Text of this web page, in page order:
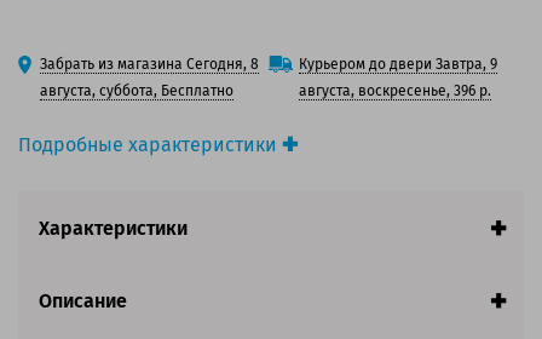
Подробные характеристики
Вид товара:Картридж лазерный
Цвет:Черный
125 баллов
150 баллов
Забрать из магазина Сегодня, 8
августа, суббота, Бесплатно
Курьером до двери Завтра, 9
августа, воскресенье, 396 р.
Характеристики
Описание